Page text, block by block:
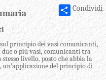
Condividi
principio dei vasi comunicanti,
o più vasi, comunicanti tra
livello, posto che abbia la
un’applicazione del principio di